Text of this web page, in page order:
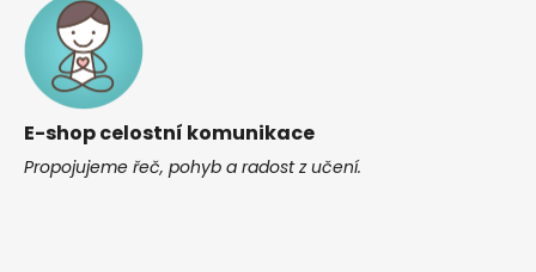
E-shop celostní komunikace
Propojujeme řeč, pohyb a radost z učení.